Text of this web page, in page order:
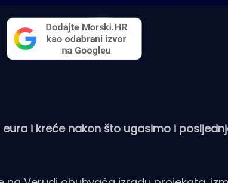
i kreće nakon što ugasimo i